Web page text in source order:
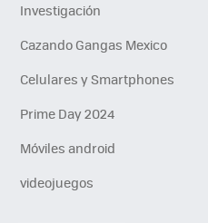
Investigación
Cazando Gangas Mexico
Celulares y Smartphones
Prime Day 2024
Móviles android
videojuegos